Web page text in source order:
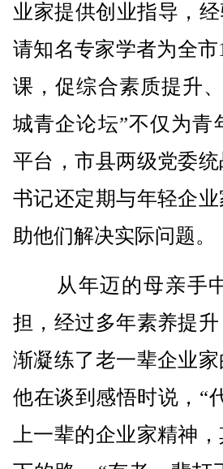
业家提供创业指导，
请知名专家学者为全
课，促综合素质提升
城青企论坛”不仅为青
平台，市县两级党委
书记还定期与年轻企
助他们解决实际问题。
从年迈的母亲手中
担，经过多年素养提
渐凝练了老一辈企业
他在谈到感悟时说，“
上一辈的企业家精神